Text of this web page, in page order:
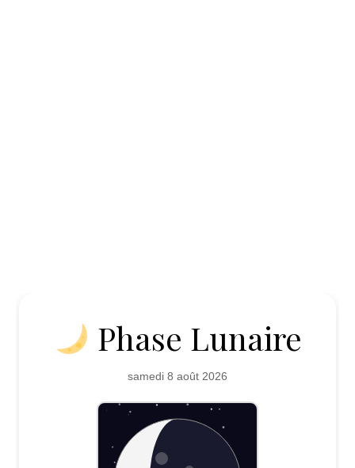
Phase Lunaire
samedi 8 août 2026